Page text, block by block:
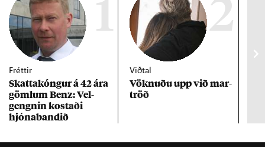
1
Fréttir
Skattakóng­ur á 42 ára
göml­um Benz: Vel­
gengn­in kostaði
hjóna­band­ið
2
Viðtal
Vökn­uðu upp við mar­
tröð